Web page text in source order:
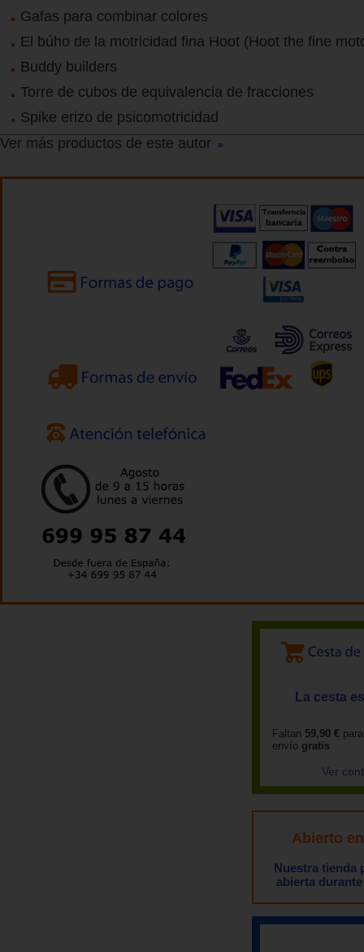
Gafas para combinar colores
El búho de la motricidad fina Hoot (Hoot the fine
Buddy builders
Torre de cubos de equivalencia de fracciones
Spike erizo de psicomotricidad
Ver más productos de este autor
La cesta
Faltan 59,90 €
envío gratis
Ver
Abierto
Nuestra tienda
abierta